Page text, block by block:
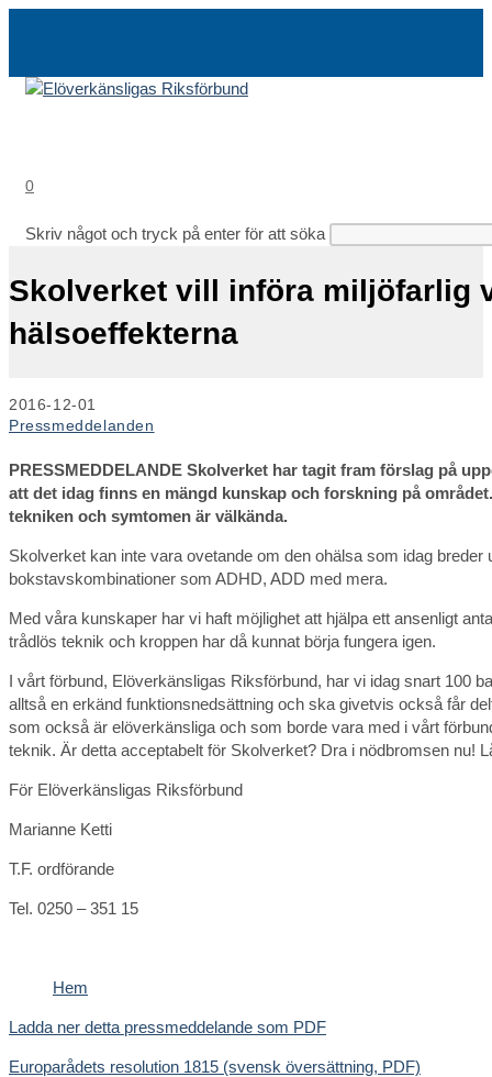
0
Skriv något och tryck på enter för att söka
Skolverket vill införa miljöfarlig
hälsoeffekterna
Inlägget
publicerat:
2016-12-01
Inläggskategori:
Pressmeddelanden
PRESSMEDDELANDE Skolverket har tagit fram förslag på
att det idag finns en mängd kunskap och forskning på
tekniken och symtomen är välkända.
Skolverket kan inte vara ovetande om den ohälsa som idag
bokstavskombinationer som ADHD, ADD med mera.
Med våra kunskaper har vi haft möjlighet att hjälpa ett ansenligt
trådlös teknik och kroppen har då kunnat börja fungera igen.
I vårt förbund, Elöverkänsligas Riksförbund, har vi idag snart 100
alltså en erkänd funktionsnedsättning och ska givetvis också får
som också är elöverkänsliga och som borde vara med i vårt
teknik. Är detta acceptabelt för Skolverket? Dra i nödbromsen nu!
För Elöverkänsligas Riksförbund
Marianne Ketti
T.F. ordförande
Tel. 0250 – 351 15
Hem
Ladda ner detta pressmeddelande som PDF
Europarådets resolution 1815 (svensk översättning, PDF)